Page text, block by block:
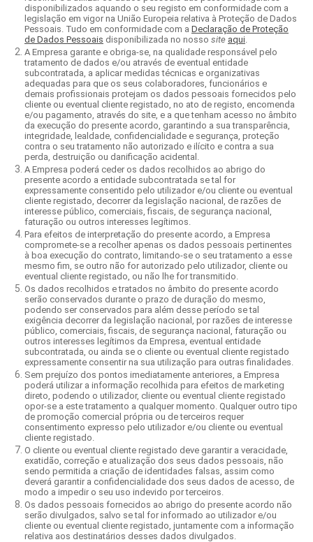
disponibilizados aquando o seu registo em conformidade com a
legislação em vigor na União Europeia relativa à Proteção de Dados
Pessoais. Tudo em conformidade com a Declaração de Proteção
de Dados Pessoais disponibilizada no nosso site aqui
A Empresa garante e obriga-se, na qualidade responsável pelo
tratamento de dados e/ou através de eventual entidade
subcontratada, a aplicar medidas técnicas e organizativas
adequadas para que os seus colaboradores, funcionários e
demais profissionais protejam os dados pessoais fornecidos pelo
cliente ou eventual cliente registado, no ato de registo, encomenda
e/ou pagamento, através do site, e a que tenham acesso no âmbito
da execução do presente acordo, garantindo a sua transparência,
integridade, lealdade, confidencialidade e segurança, proteção
contra o seu tratamento não autorizado e ilícito e contra a sua
perda, destruição ou danificação acidental.
A Empresa poderá ceder os dados recolhidos ao abrigo do
presente acordo a entidade subcontratada se tal for
expressamente consentido pelo utilizador e/ou cliente ou eventual
cliente registado, decorrer da legislação nacional, de razões de
interesse público, comerciais, fiscais, de segurança nacional,
faturação ou outros interesses legítimos.
Para efeitos de interpretação do presente acordo, a Empresa
compromete-se a recolher apenas os dados pessoais pertinentes
à boa execução do contrato, limitando-se o seu tratamento a esse
mesmo fim, se outro não for autorizado pelo utilizador, cliente ou
eventual cliente registado, ou não lhe for transmitido.
Os dados recolhidos e tratados no âmbito do presente acordo
serão conservados durante o prazo de duração do mesmo,
podendo ser conservados para além desse período se tal
exigência decorrer da legislação nacional, por razões de interesse
público, comerciais, fiscais, de segurança nacional, faturação ou
outros interesses legítimos da Empresa, eventual entidade
subcontratada, ou ainda se o cliente ou eventual cliente registado
expressamente consentir na sua utilização para outras finalidades.
Sem prejuízo dos pontos imediatamente anteriores, a Empresa
poderá utilizar a informação recolhida para efeitos de marketing
direto, podendo o utilizador, cliente ou eventual cliente registado
opor-se a este tratamento a qualquer momento. Qualquer outro tipo
de promoção comercial própria ou de terceiros requer
consentimento expresso pelo utilizador e/ou cliente ou eventual
cliente registado.
O cliente ou eventual cliente registado deve garantir a veracidade,
exatidão, correção e atualização dos seus dados pessoais, não
sendo permitida a criação de identidades falsas, assim como
deverá garantir a confidencialidade dos seus dados de acesso, de
modo a impedir o seu uso indevido por terceiros.
Os dados pessoais fornecidos ao abrigo do presente acordo não
serão divulgados, salvo se tal for informado ao utilizador e/ou
cliente ou eventual cliente registado, juntamente com a informação
relativa aos destinatários desses dados divulgados.